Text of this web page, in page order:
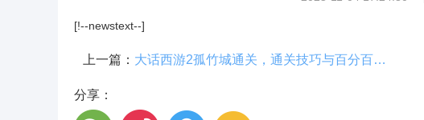
[!--newstext--]
上一篇： 大话西游2孤竹城通关，通关技巧与百分百捡神兵盒子路线图
分享：